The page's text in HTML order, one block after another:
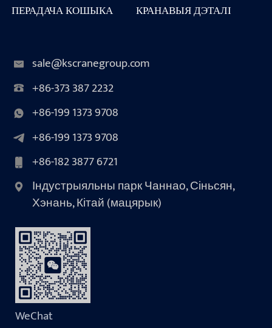
ПЕРАДАЧА КОШЫКА КРАНАВЫЯ ДЭТАЛІ
sale@kscranegroup.com
+86-373 387 2232
+86-199 1373 9708
+86-199 1373 9708
+86-182 3877 6721
Індустрыяльны парк Чаннао, Сіньсян,
Хэнань, Кітай (мацярык)
WeChat